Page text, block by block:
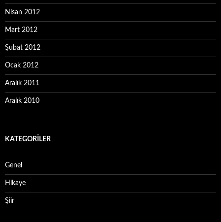
Nisan 2012
Mart 2012
Şubat 2012
Ocak 2012
Aralık 2011
Aralık 2010
KATEGORILER
Genel
Hikaye
Şiir